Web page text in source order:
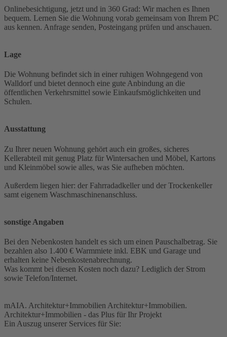
Onlinebesichtigung, jetzt und in 360 Grad: Wir machen es Ihnen
bequem. Lernen Sie die Wohnung vorab gemeinsam von Ihrem PC
aus kennen. Anfrage senden, Posteingang prüfen und anschauen.
Lage
Die Wohnung befindet sich in einer ruhigen Wohngegend von
Walldorf und bietet dennoch eine gute Anbindung an die
öffentlichen Verkehrsmittel sowie Einkaufsmöglichkeiten und
Schulen.
Ausstattung
Zu Ihrer neuen Wohnung gehört auch ein großes, sicheres
Kellerabteil mit genug Platz für Wintersachen und Möbel, Kartons
und Kleinmöbel sowie alles, was Sie aufheben möchten.
Außerdem liegen hier: der Fahrradadkeller und der Trockenkeller
samt eigenem Waschmaschinenanschluss.
sonstige Angaben
Bei den Nebenkosten handelt es sich um einen Pauschalbetrag. Sie
bezahlen also 1.400 € Warmmiete inkl. EBK und Garage und
erhalten keine Nebenkostenabrechnung.
Was kommt bei diesen Kosten noch dazu? Lediglich der Strom
sowie Telefon/Internet.
mAIA. Architektur+Immobilien Architektur+Immobilien.
Architektur+Immobilien - das Plus für Ihr Projekt
Ein Auszug unserer Services für Sie: